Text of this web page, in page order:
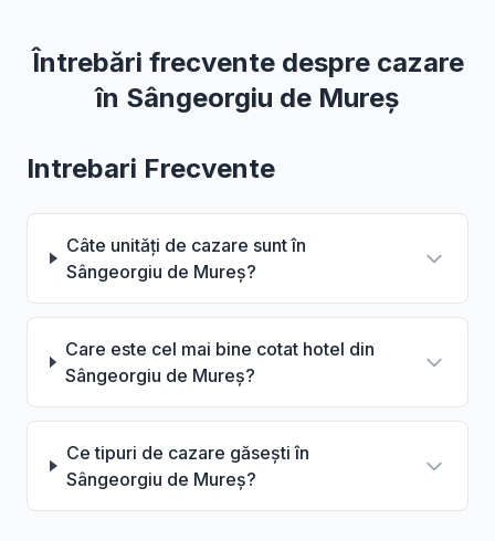
Întrebări frecvente despre cazare
în Sângeorgiu de Mureș
Intrebari Frecvente
Câte unități de cazare sunt în
Sângeorgiu de Mureș?
Care este cel mai bine cotat hotel din
Sângeorgiu de Mureș?
Ce tipuri de cazare găsești în
Sângeorgiu de Mureș?